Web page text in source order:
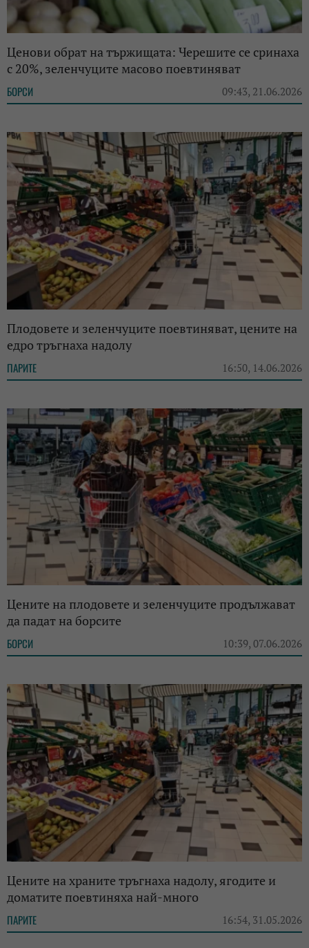
Ценови обрат на тържищата: Черешите се сринаха
с 20%, зеленчуците масово поевтиняват
БОРСИ 09:43, 21.06.2026
Плодовете и зеленчуците поевтиняват, цените на
едро тръгнаха надолу
ПАРИТЕ 16:50, 14.06.2026
Цените на плодовете и зеленчуците продължават
да падат на борсите
БОРСИ 10:39, 07.06.2026
Цените на храните тръгнаха надолу, ягодите и
доматите поевтиняха най-много
ПАРИТЕ 16:54, 31.05.2026